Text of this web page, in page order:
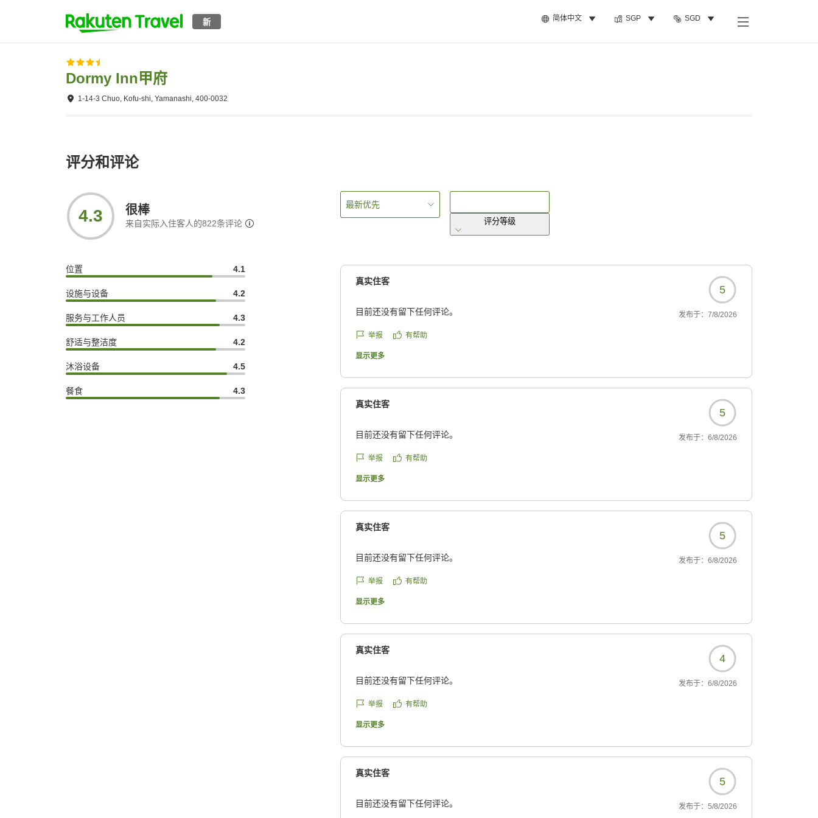
新 简体中文 SGP SGD
Dormy Inn甲府
1-14-3 Chuo, Kofu-shi, Yamanashi, 400-0032
评分和评论
4.3 很棒
来自实际入住客人的822条评论
位置 4.1
设施与设备 4.2
服务与工作人员 4.3
舒适与整洁度 4.2
沐浴设备 4.5
餐食 4.3
最新优先
评分等级
真实住客
5
目前还没有留下任何评论。 发布于： 7/8/2026
举报 有帮助
显示更多
真实住客
5
目前还没有留下任何评论。 发布于： 6/8/2026
举报 有帮助
显示更多
真实住客
5
目前还没有留下任何评论。 发布于： 6/8/2026
举报 有帮助
显示更多
真实住客
4
目前还没有留下任何评论。 发布于： 6/8/2026
举报 有帮助
显示更多
真实住客
5
目前还没有留下任何评论。 发布于： 5/8/2026